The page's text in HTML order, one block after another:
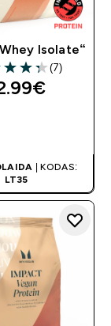
Isolate“
of 5 stars
(7)
| KODAS:
LT35